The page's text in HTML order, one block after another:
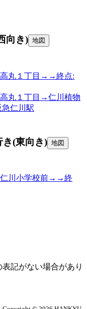
向き) 地図
丸１丁目→→終点:
丸１丁目→仁川植物
仁川駅
き(東向き) 地図
川小学校前→→終
記がない場合があり